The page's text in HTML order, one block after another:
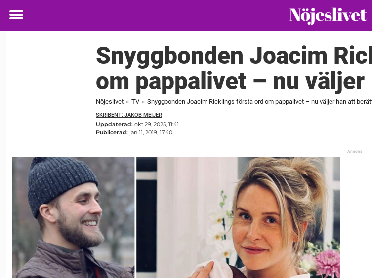
Toggle
Snyggbonden Joacim
om pappalivet – nu
Nöjeslivet » TV » Snyggbonden Joacim Ricklings första ord om pappalivet – nu väljer han att
SKRIBENT: JAKOB MEIJER
Uppdaterad: okt 29, 2025, 11:41
Publicerad: jan 11, 2019, 17:40